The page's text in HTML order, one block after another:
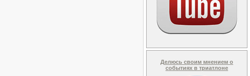
Делюсь своим мнением о
событиях в триатлоне